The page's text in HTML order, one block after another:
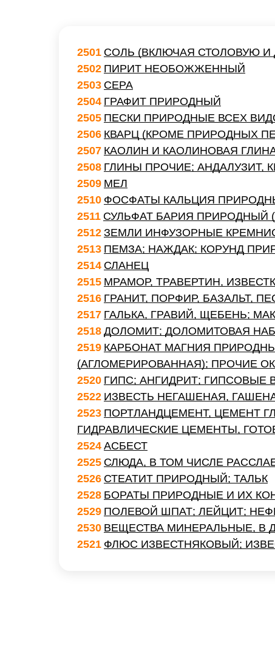
2501 СОЛЬ (ВКЛЮЧАЯ СТОЛОВУЮ И
2502 ПИРИТ НЕОБОЖЖЕННЫЙ
2503 СЕРА
2504 ГРАФИТ ПРИРОДНЫЙ
2505 ПЕСКИ ПРИРОДНЫЕ ВСЕХ
2506 КВАРЦ (КРОМЕ ПРИРОДНЫХ
2507 КАОЛИН И КАОЛИНОВАЯ
2508 ГЛИНЫ ПРОЧИЕ;
2509 МЕЛ
2510 ФОСФАТЫ КАЛЬЦИЯ
2511 СУЛЬФАТ БАРИЯ ПРИРОДНЫЙ
2512 ЗЕМЛИ ИНФУЗОРНЫЕ
2513 ПЕМЗА; НАЖДАК; КОРУНД
2514 СЛАНЕЦ
2515 МРАМОР, ТРАВЕРТИН,
2516 ГРАНИТ, ПОРФИР, БАЗАЛЬТ,
2517 ГАЛЬКА, ГРАВИЙ, ЩЕБЕНЬ;
2518 ДОЛОМИТ; ДОЛОМИТОВАЯ
2519 КАРБОНАТ МАГНИЯ
(АГЛОМЕРИРОВАННАЯ); ПРОЧИЕ
2520 ГИПС; АНГИДРИТ; ГИПСОВЫЕ
2522 ИЗВЕСТЬ НЕГАШЕНАЯ,
2523 ПОРТЛАНДЦЕМЕНТ, ЦЕМЕНТ
ГИДРАВЛИЧЕСКИЕ ЦЕМЕНТЫ,
2524 АСБЕСТ
2525 СЛЮДА, В ТОМ ЧИСЛЕ
2526 СТЕАТИТ ПРИРОДНЫЙ; ТАЛЬК
2528 БОРАТЫ ПРИРОДНЫЕ И ИХ
2529 ПОЛЕВОЙ ШПАТ; ЛЕЙЦИТ;
2530 ВЕЩЕСТВА МИНЕРАЛЬНЫЕ, В
2521 ФЛЮС ИЗВЕСТНЯКОВЫЙ;